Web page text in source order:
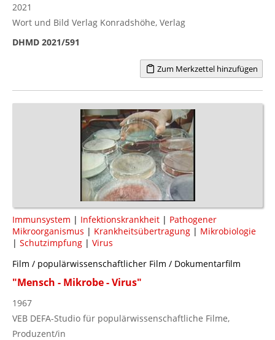
2021
Wort und Bild Verlag Konradshöhe, Verlag
DHMD 2021/591
Zum Merkzettel hinzufügen
Immunsystem | Infektionskrankheit | Pathogener
Mikroorganismus | Krankheitsübertragung | Mikrobiologie
| Schutzimpfung | Virus
Film / populärwissenschaftlicher Film / Dokumentarfilm
"Mensch - Mikrobe - Virus"
1967
VEB DEFA-Studio für populärwissenschaftliche Filme,
Produzent/in